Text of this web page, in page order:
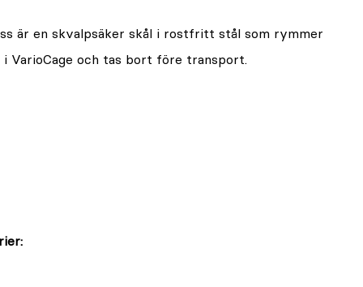
är en skvalpsäker skål i rostfritt stål som rymmer
i VarioCage och tas bort före transport.